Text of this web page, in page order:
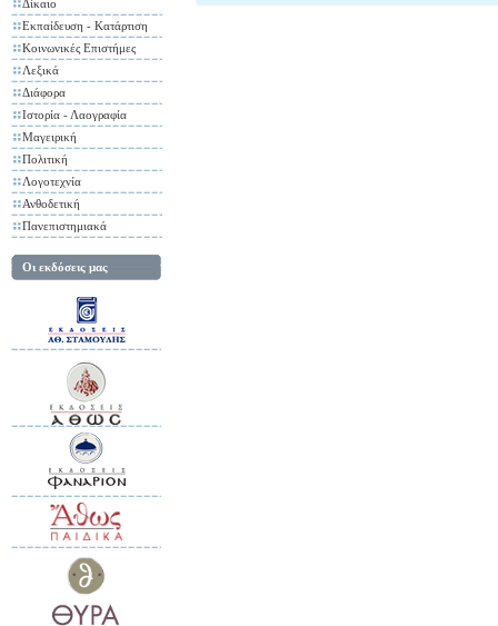
Δίκαιο
Εκπαίδευση - Κατάρτιση
Κοινωνικές Επιστήμες
Λεξικά
Διάφορα
Ιστορία - Λαογραφία
Μαγειρική
Πολιτική
Λογοτεχνία
Ανθοδετική
Πανεπιστημιακά
Οι εκδόσεις μας